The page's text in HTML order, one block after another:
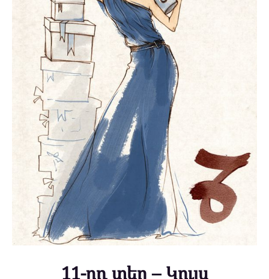
11-րդ տեղ – Կույս